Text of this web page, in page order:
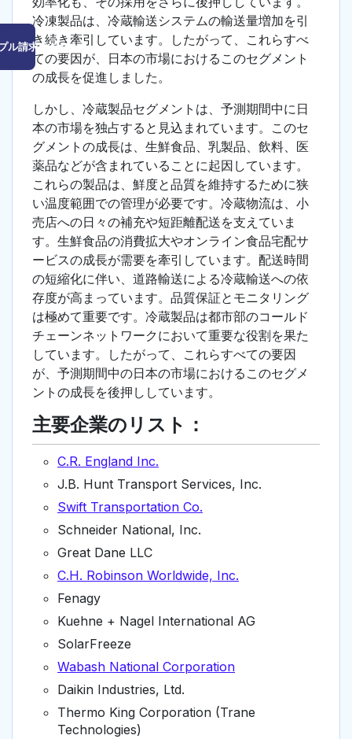
ル請求はこちら
冷凍製品は、冷蔵輸送システムの輸送量増加を引
き続き牽引しています。したがって、これらすべ
ての要因が、日本の市場におけるこのセグメント
の成長を促進しました。
しかし、冷蔵製品セグメントは、予測期間中に日
本の市場を独占すると見込まれています。このセ
グメントの成長は、生鮮食品、乳製品、飲料、医
薬品などが含まれていることに起因しています。
これらの製品は、鮮度と品質を維持するために狭
い温度範囲での管理が必要です。冷蔵物流は、小
売店への日々の補充や短距離配送を支えていま
す。生鮮食品の消費拡大やオンライン食品宅配サ
ービスの成長が需要を牽引しています。配送時間
の短縮化に伴い、道路輸送による冷蔵輸送への依
存度が高まっています。品質保証とモニタリング
は極めて重要です。冷蔵製品は都市部のコールド
チェーンネットワークにおいて重要な役割を果た
しています。したがって、これらすべての要因
が、予測期間中の日本の市場におけるこのセグメ
ントの成長を後押ししています。
主要企業のリスト：
C.R. England Inc.
J.B. Hunt Transport Services, Inc.
Swift Transportation Co.
Schneider National, Inc.
Great Dane LLC
C.H. Robinson Worldwide, Inc.
Fenagy
Kuehne + Nagel International AG
SolarFreeze
Wabash National Corporation
Daikin Industries, Ltd.
Thermo King Corporation (Trane
Technologies)